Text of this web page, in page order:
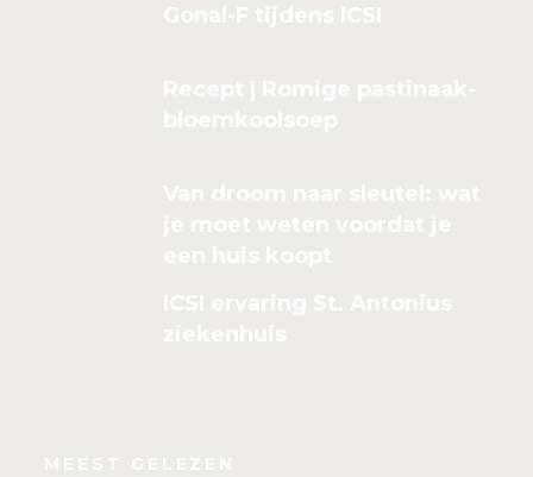
Gonal-F tijdens ICSI
Recept | Romige pastinaak-
bloemkoolsoep
Van droom naar sleutel: wat
je moet weten voordat je
een huis koopt
ICSI ervaring St. Antonius
ziekenhuis
MEEST GELEZEN